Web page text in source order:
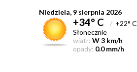
Niedziela, 9 sierpnia 2026
+34° C /+22° C
Słonecznie
wiatr: W 3 km/h
opady: 0.0 mm/h